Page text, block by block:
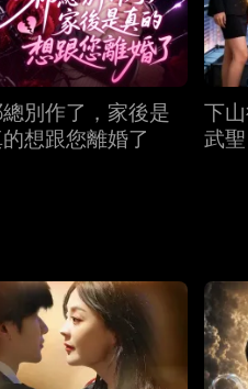
別作了，家後是
想跟您離婚了
下
武聖